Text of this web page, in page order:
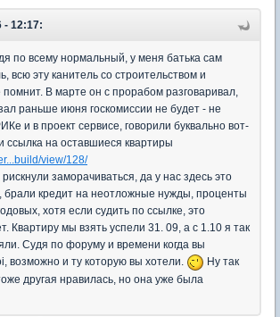
- 12:17:
по всему нормальный, у меня батька сам
всю эту канитель со строительством и
В марте он с прорабом разговаривал,
раньше июня госкомиссии не будет - не
и в проект сервисе, говорили буквально вот-
ссылка на оставшиеся квартиры
view/128/
заморачиваться, да у нас здесь это
брали кредит на неотложные нужды, проценты
хотя если судить по ссылке, это
Квартиру мы взять успели 31. 09, а с 1.10 я так
Судя по форуму и времени когда вы
возможно и ту которую вы хотели.
Ну так
другая нравилась, но она уже была